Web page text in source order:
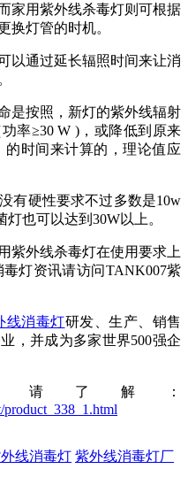
家用紫外线杀毒灯则可根据
换灯管的时机。
以通过延长辐照时间来让消
是按照，新灯的紫外线辐射
率≥30 W )，或降低到原来
的时间来计算的，理论值应
有硬性要求不过多数是10w
也可以达到30W以上。
紫外线杀毒灯在使用要求上
灯资讯请访问TANK007紫
线消毒灯研发、生产、销售
，并成为多家世界500强企
请了解：
线消毒灯 紫外线消毒灯厂